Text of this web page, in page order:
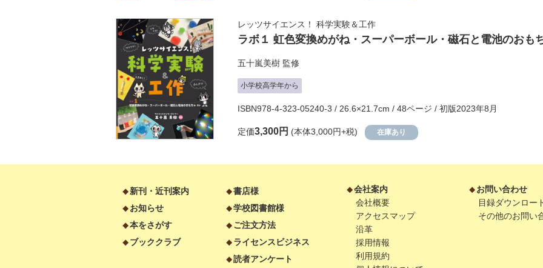
レッツサイエンス！ 科学実験＆工作
ラボ１ 虹色変換めがね・スーパーボール・磁石と電池のおも
五十嵐美樹 監修
小学校高学年から
ISBN978-4-323-05240-3 / 26.6×21.7cm / 48ページ / 初版2023年8月
定価3,300円 (本体3,000円+税) 在庫あり
新刊・近刊案内
お知らせ
本をさがす
ブッククラブ
書店様
学校図書館様
ご注文方法
ライセンスビジネス
読者アンケート
会社案内
会社概要
アクセスマップ
沿革
採用情報
利用規約
お問い合わせ
目録ダウンロー
その他のお問い